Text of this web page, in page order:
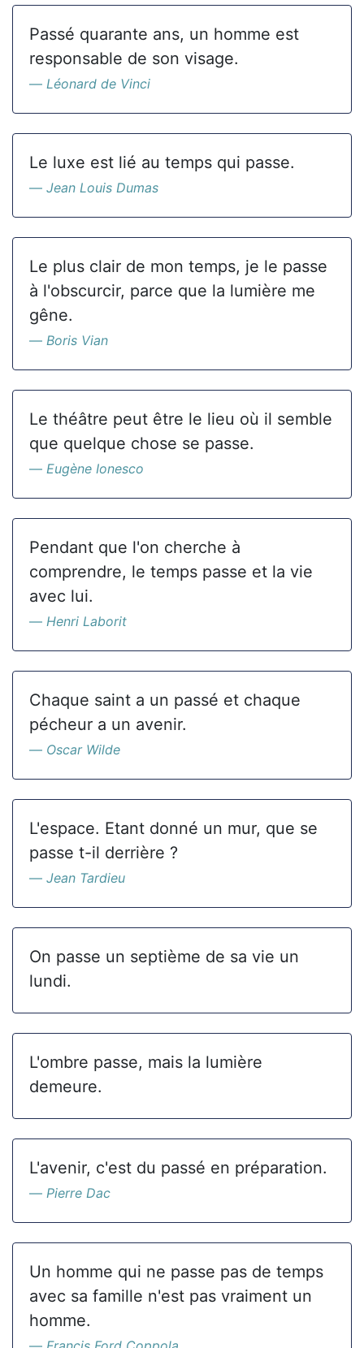
Passé quarante ans, un homme est
responsable de son visage.
Léonard de Vinci
Le luxe est lié au temps qui passe.
Jean Louis Dumas
Le plus clair de mon temps, je le passe
à l'obscurcir, parce que la lumière me
gêne.
Boris Vian
Le théâtre peut être le lieu où il semble
que quelque chose se passe.
Eugène Ionesco
Pendant que l'on cherche à
comprendre, le temps passe et la vie
avec lui.
Henri Laborit
Chaque saint a un passé et chaque
pécheur a un avenir.
Oscar Wilde
L'espace. Etant donné un mur, que se
passe t-il derrière ?
Jean Tardieu
On passe un septième de sa vie un
lundi.
L'ombre passe, mais la lumière
demeure.
L'avenir, c'est du passé en préparation.
Pierre Dac
Un homme qui ne passe pas de temps
avec sa famille n'est pas vraiment un
homme.